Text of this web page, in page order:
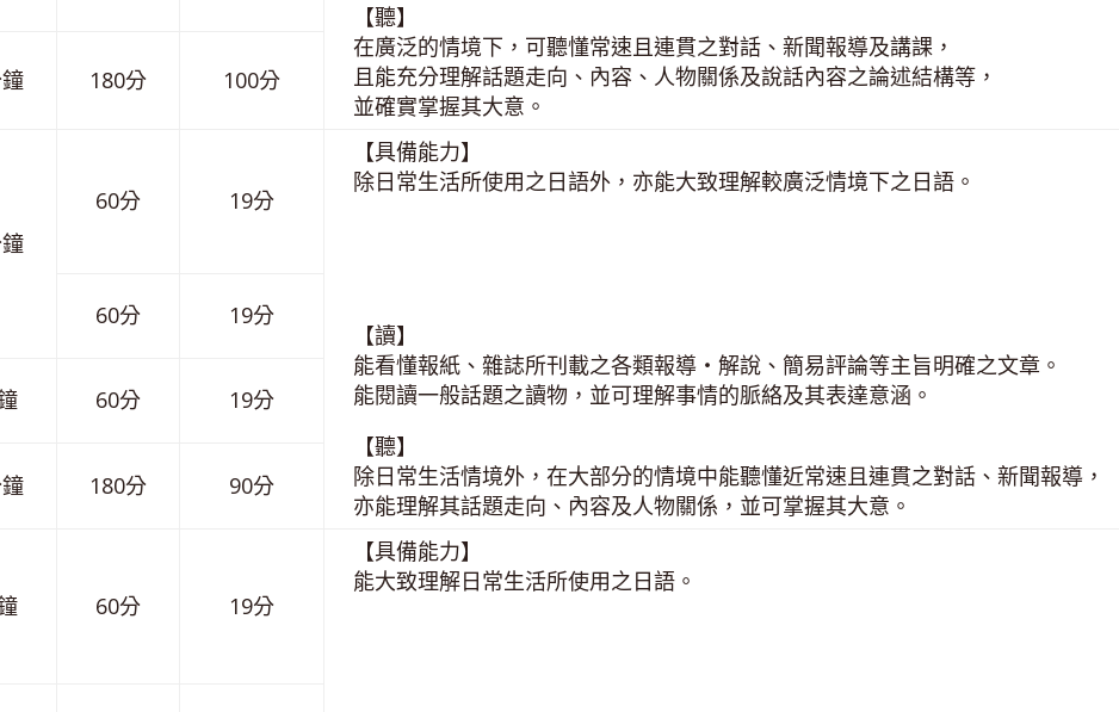
【聽】
在廣泛的情境下，可聽懂常速且連貫之對話、新聞報導及講課，
且能充分理解話題走向、內容、人物關係及說話內容之論述結構等，
並確實掌握其大意。
180分 100分
60分 19分
【具備能力】
除日常生活所使用之日語外，亦能大致理解較廣泛情境下之日語。
【讀】
能看懂報紙、雜誌所刊載之各類報導‧解說、簡易評論等主旨明確之文章。
能閱讀一般話題之讀物，並可理解事情的脈絡及其表達意涵。
【聽】
除日常生活情境外，在大部分的情境中能聽懂近常速且連貫之對話、新聞報導，
亦能理解其話題走向、內容及人物關係，並可掌握其大意。
60分 19分
60分 19分
180分 90分
60分 19分
【具備能力】
能大致理解日常生活所使用之日語。